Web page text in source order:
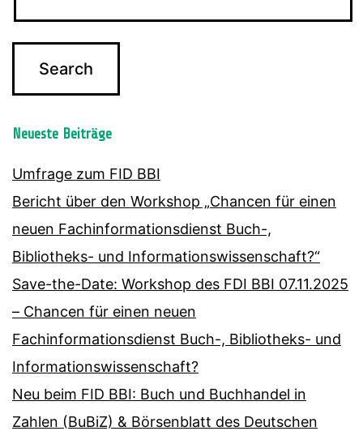
Neueste Beiträge
Umfrage zum FID BBI
Bericht über den Workshop „Chancen für einen
neuen Fachinformationsdienst Buch-,
Bibliotheks- und Informationswissenschaft?“
Save-the-Date: Workshop des FDI BBI 07.11.2025
– Chancen für einen neuen
Fachinformationsdienst Buch-, Bibliotheks- und
Informationswissenschaft?
Neu beim FID BBI: Buch und Buchhandel in
Zahlen (BuBiZ) & Börsenblatt des Deutschen